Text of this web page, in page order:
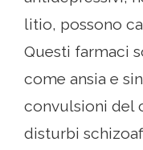
litio, possono
Questi farmaci
come ansia e
convulsioni del
disturbi